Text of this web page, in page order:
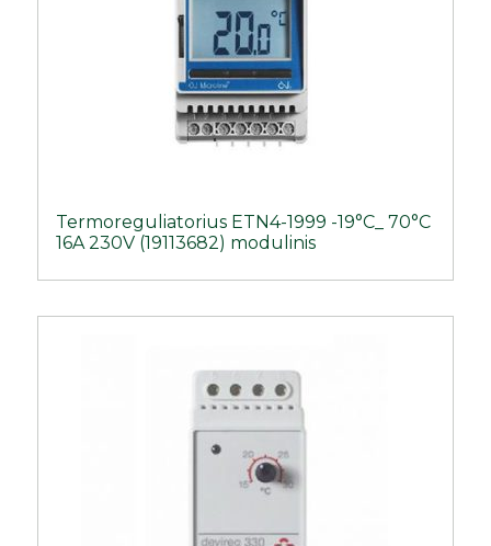
Termoreguliatorius ETN4-1999 -19°C_ 70°C
16A 230V (19113682) modulinis